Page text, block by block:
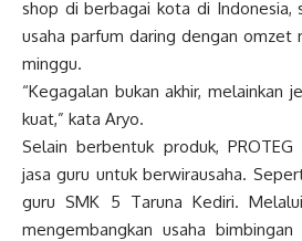
shop di berbagai kota di Indonesia,
usaha parfum daring dengan omzet
minggu.
“Kegagalan bukan akhir, melainkan
kuat,” kata Aryo.
Selain berbentuk produk,
jasa guru untuk berwirausaha.
guru SMK 5 Taruna Kediri.
mengembangkan usaha